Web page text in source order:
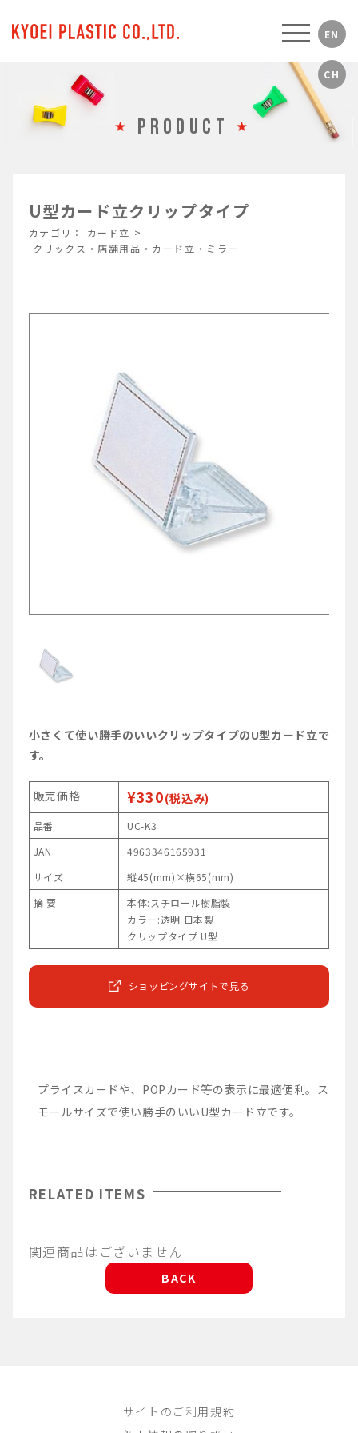
PRODUCT
U型カード立クリップタイプ
カテゴリ： カード立 >
クリックス・店舗用品・カード立・ミラー
小さくて使い勝手のいいクリップタイプのU型カード立で
す。
販売価格 ¥330(税込み)
品番
UC-K3
JAN
4963346165931
サイズ
縦45(mm)×横65(mm)
摘 要
本体:スチロール樹脂製
カラー:透明 日本製
クリップタイプ U型
ショッピングサイトで見る
プライスカードや、POPカード等の表示に最適便利。ス
モールサイズで使い勝手のいいU型カード立です。
RELATED ITEMS
関連商品はございません
BACK
サイトのご利用規約